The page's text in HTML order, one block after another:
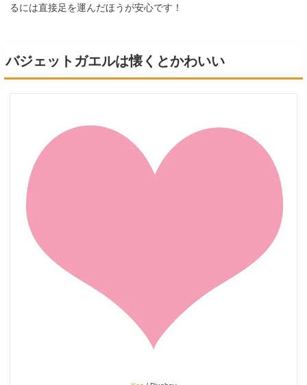
るには直接足を運んだほうが安心です！
バジェットガエルは懐くとかわいい